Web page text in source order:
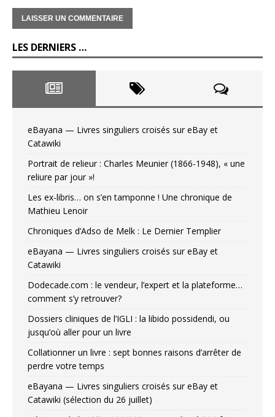
LES DERNIERS …
eBayana — Livres singuliers croisés sur eBay et
Catawiki
Portrait de relieur : Charles Meunier (1866-1948), « une
reliure par jour »!
Les ex-libris… on s’en tamponne ! Une chronique de
Mathieu Lenoir
Chroniques d’Adso de Melk : Le Dernier Templier
eBayana — Livres singuliers croisés sur eBay et
Catawiki
Dodecade.com : le vendeur, l’expert et la plateforme…
comment s’y retrouver?
Dossiers cliniques de l’IGLI : la libido possidendi, ou
jusqu’où aller pour un livre
Collationner un livre : sept bonnes raisons d’arrêter de
perdre votre temps
eBayana — Livres singuliers croisés sur eBay et
Catawiki (sélection du 26 juillet)